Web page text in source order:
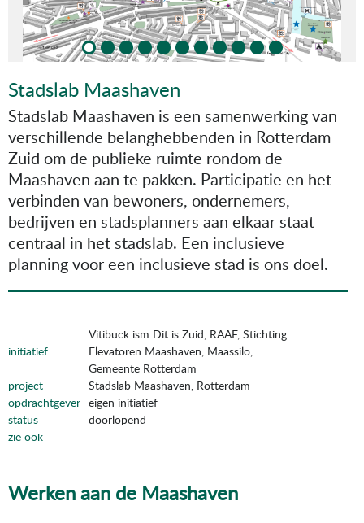
Stadslab Maashaven
Stadslab Maashaven is een samenwerking van
verschillende belanghebbenden in Rotterdam
Zuid om de publieke ruimte rondom de
Maashaven aan te pakken. Participatie en het
verbinden van bewoners, ondernemers,
bedrijven en stadsplanners aan elkaar staat
centraal in het stadslab. Een inclusieve
planning voor een inclusieve stad is ons doel.
initiatief
Vitibuck ism Dit is Zuid, RAAF, Stichting
Elevatoren Maashaven, Maassilo,
Gemeente Rotterdam
project
Stadslab Maashaven, Rotterdam
opdrachtgever eigen initiatief
status
doorlopend
zie ook
Werken aan de Maashaven